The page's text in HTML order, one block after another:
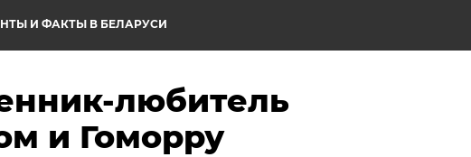
И ФАКТЫ В БЕЛАРУСИ
любитель
и Гоморру